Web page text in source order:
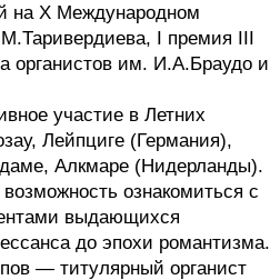
на X Международном
М.Таривердиева, I премия III
органистов им. И.А.Браудо и
участие в Летних
Лейпциге (Германия),
Алкмаре (Нидерланды).
ознакомиться с
выдающихся
до эпохи романтизма.
— титулярный органист